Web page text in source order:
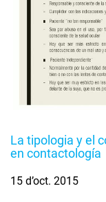
La tipologia y el
en contactología
15 d’oct. 2015